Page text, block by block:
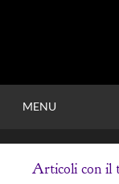
MENU
Articoli con il